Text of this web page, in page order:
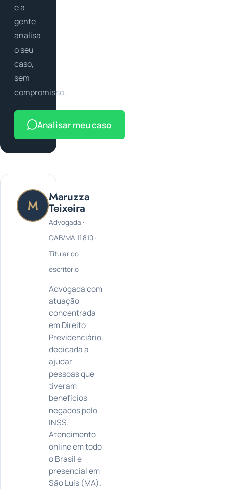
e a
gente
analisa
o seu
caso,
sem
compromisso.
Analisar meu caso
M Maruzza
Teixeira
Advogada ·
OAB/MA 11.810 ·
Titular do
escritório
Advogada com
atuação
concentrada
em Direito
Previdenciário,
dedicada a
ajudar
pessoas que
tiveram
benefícios
negados pelo
INSS.
Atendimento
online em todo
o Brasil e
presencial em
São Luís (MA).